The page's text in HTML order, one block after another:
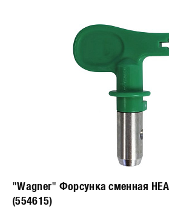
"Wagner" Форсунка сменная
(554615)